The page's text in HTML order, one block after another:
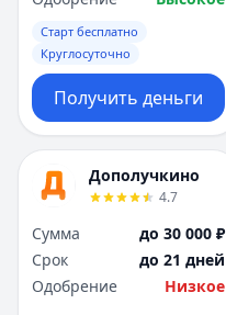
Старт бесплатно
Круглосуточно
Получить деньги
Дополучкино
4.7
Сумма
до 30 000 ₽
Срок
до 21 дней
Одобрение
Низкое